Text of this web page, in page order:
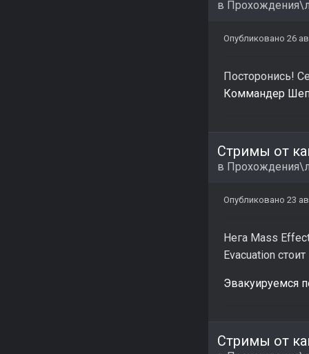
в
Опубликовано 26
Посторонись!
Коммандер
Стримы от
в
Опубликовано 23
Нега Mass
Evacuation стоит
Эвакуируемся
Стримы от